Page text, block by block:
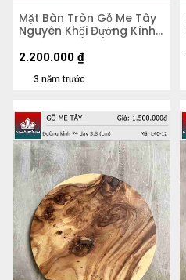
Mặt Bàn Tròn Gỗ Me Tây
Nguyên Khối Đường Kính
81 Dày 4,3 (cm)
3 năm trước
2.200.000 ₫